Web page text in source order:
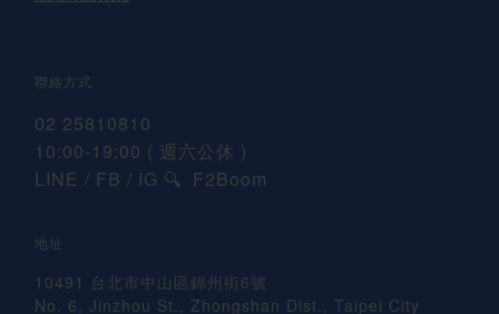
聯絡方式
02 25810810
10:00-19:00 ( 週六公休 )
LINE / FB / IG 🔍 F2Boom
地址
10491 台北市中山區錦州街6號
No. 6, Jinzhou St., Zhongshan Dist., Taipei City